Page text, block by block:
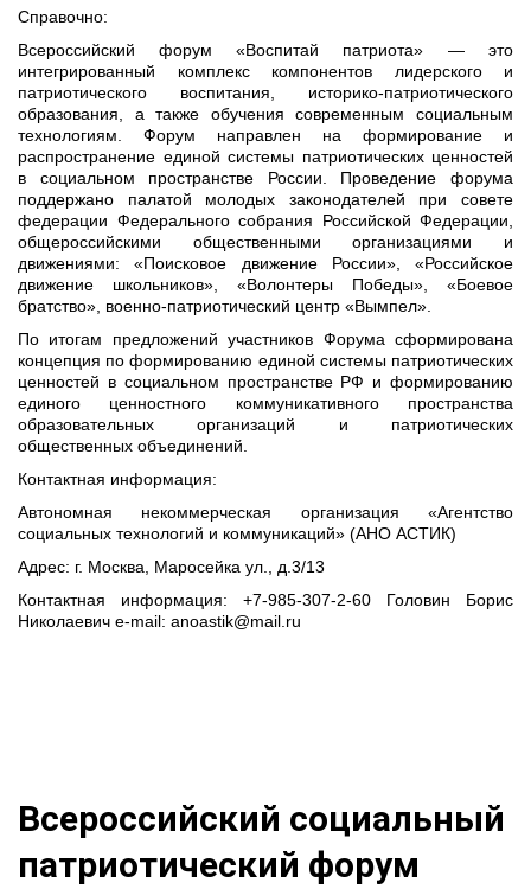
Справочно:
Всероссийский форум «Воспитай патриота» — это
интегрированный комплекс компонентов лидерского и
патриотического воспитания, историко-патриотического
образования, а также обучения современным социальным
технологиям. Форум направлен на формирование и
распространение единой системы патриотических ценностей
в социальном пространстве России. Проведение форума
поддержано палатой молодых законодателей при совете
федерации Федерального собрания Российской Федерации,
общероссийскими общественными организациями и
движениями: «Поисковое движение России», «Российское
движение школьников», «Волонтеры Победы», «Боевое
братство», военно-патриотический центр «Вымпел».
По итогам предложений участников Форума сформирована
концепция по формированию единой системы патриотических
ценностей в социальном пространстве РФ и формированию
единого ценностного коммуникативного пространства
образовательных организаций и патриотических
общественных объединений.
Контактная информация:
Автономная некоммерческая организация «Агентство
социальных технологий и коммуникаций» (АНО АСТИК)
Адрес: г. Москва, Маросейка ул., д.3/13
Контактная информация: +7-985-307-2-60 Головин Борис
Николаевич e-mail: anoastik@mail.ru
Всероссийский социальный
патриотический форум